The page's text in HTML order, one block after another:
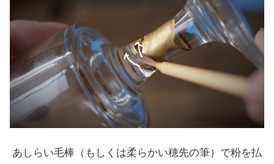
あしらい毛棒（もしくは柔らかい穂先の筆）で粉を払